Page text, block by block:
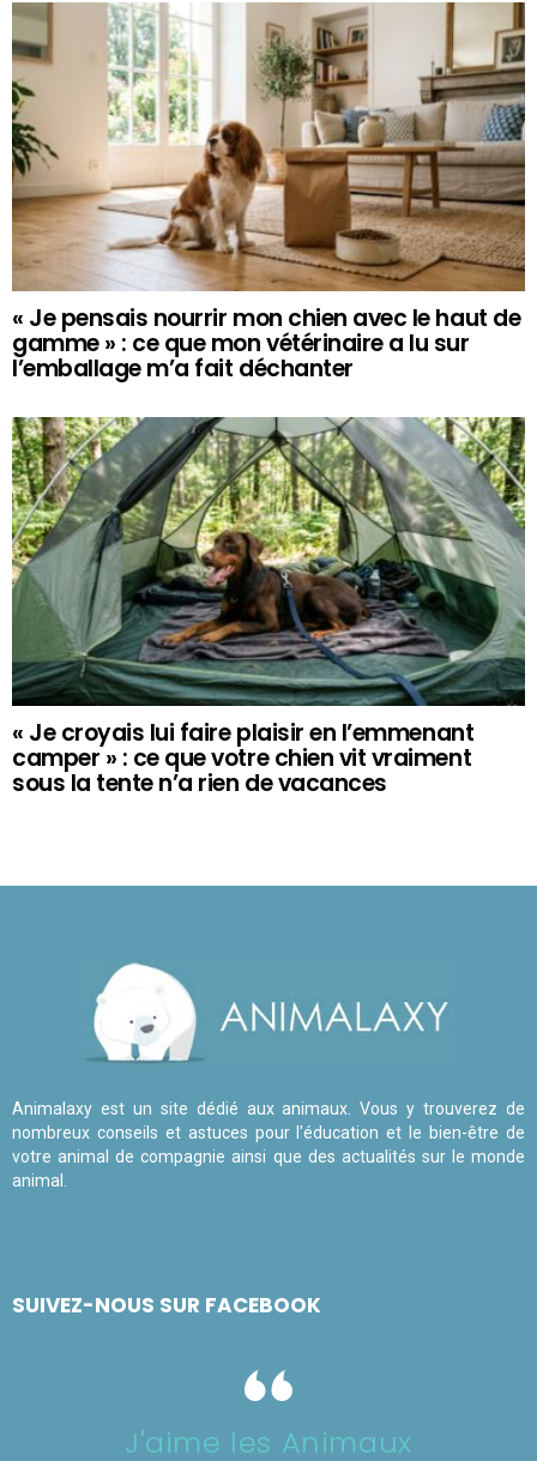
« Je pensais nourrir mon chien avec le haut de
gamme » : ce que mon vétérinaire a lu sur
l’emballage m’a fait déchanter
« Je croyais lui faire plaisir en l’emmenant
camper » : ce que votre chien vit vraiment
sous la tente n’a rien de vacances
Animalaxy est un site dédié aux animaux. Vous y trouverez de
nombreux conseils et astuces pour l'éducation et le bien-être de
votre animal de compagnie ainsi que des actualités sur le monde
animal.
SUIVEZ-NOUS SUR FACEBOOK
J'aime les Animaux